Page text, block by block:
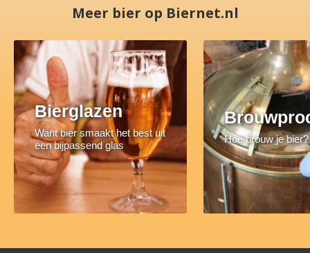
Meer bier op Biernet.nl
Bierglazen
Want bier smaakt het best uit
een bijpassend glas
Hoe brouw je bier?